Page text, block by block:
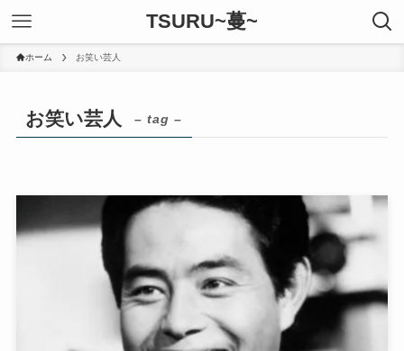
TSURU~蔓~
ホーム お笑い芸人
お笑い芸人 – tag –